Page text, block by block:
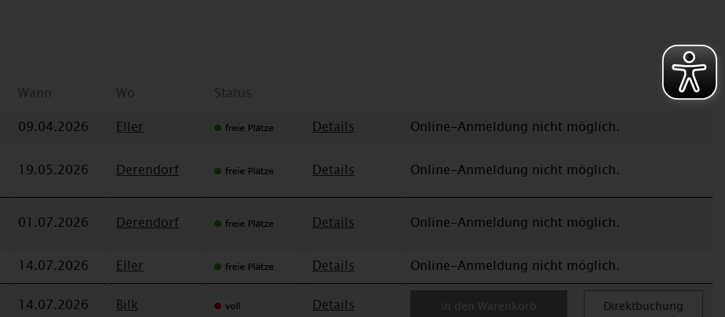
Wann Wo
Status
09.04.2026 Eller Details
Online-Anmeldung nicht möglich.
19.05.2026 Derendorf Details Online-Anmeldung nicht möglich.
01.07.2026 Derendorf Details Online-Anmeldung nicht möglich.
14.07.2026 Eller Details
Online-Anmeldung nicht möglich.
14.07.2026 Bilk Details in den Warenkorb Direktbuchung